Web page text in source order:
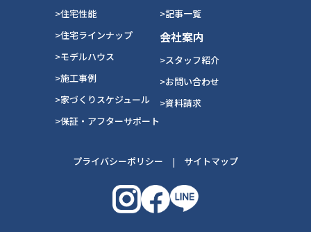
>住宅性能
>住宅ラインナップ
>モデルハウス
>施工事例
>家づくりスケジュール
>保証・アフターサポート
>記事一覧
会社案内
>スタッフ紹介
>お問い合わせ
>資料請求
プライバシーポリシー | サイトマップ